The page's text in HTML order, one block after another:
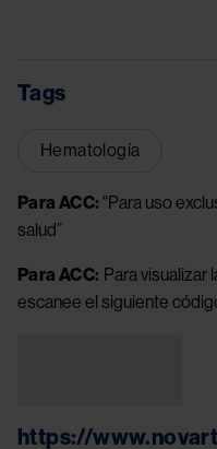
Tags
Hematología
Para ACC: "Para uso
salud”
Para ACC: Para visualizar
escanee el siguiente
https://